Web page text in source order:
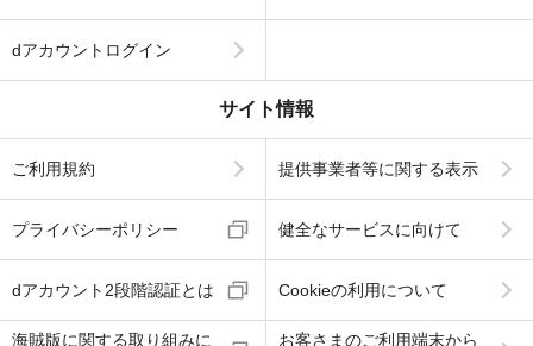
dアカウントログイン
サイト情報
ご利用規約 提供事業者等に関する表示
プライバシーポリシー 健全なサービスに向けて
dアカウント2段階認証とは Cookieの利用について
海賊版に関する取り組みに
お客さまのご利用端末から